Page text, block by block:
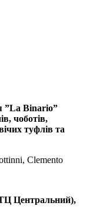
”La Binario”
чоботів,
туфлів та
Clemento
Центральний),